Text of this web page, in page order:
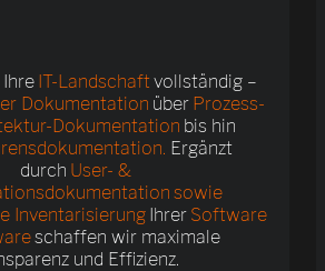
IT-Landschaftvollständig –
Dokumentation über Prozess-
Dokumentation bis hin
Ergänzt
durch User- &
sowie
Inventarisierung Ihrer Software
schaffen wir maximale
und Effizienz.